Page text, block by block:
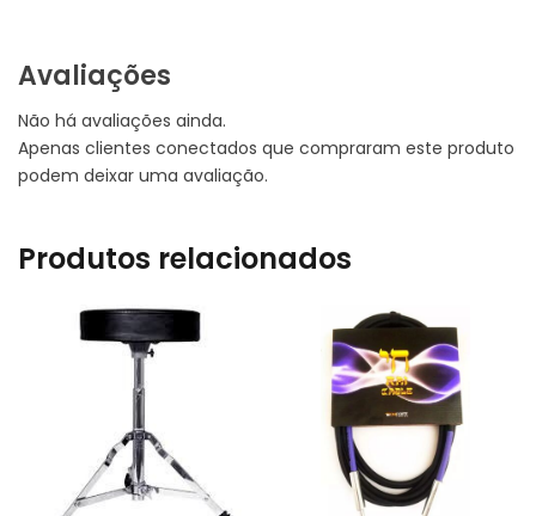
Avaliações
Não há avaliações ainda.
Apenas clientes conectados que compraram este produto
podem deixar uma avaliação.
Produtos relacionados